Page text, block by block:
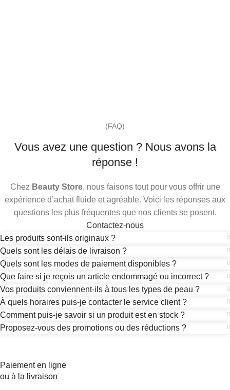
(FAQ)
Vous avez une question ? Nous avons la
réponse !
Chez Beauty Store, nous faisons tout pour vous offrir une
expérience d’achat fluide et agréable. Voici les réponses aux
questions les plus fréquentes que nos clients se posent.
Contactez-nous
Les produits sont-ils originaux ?
Quels sont les délais de livraison ?
Quels sont les modes de paiement disponibles ?
Que faire si je reçois un article endommagé ou incorrect ?
Vos produits conviennent-ils à tous les types de peau ?
À quels horaires puis-je contacter le service client ?
Comment puis-je savoir si un produit est en stock ?
Proposez-vous des promotions ou des réductions ?
Paiement en ligne
ou à la livraison